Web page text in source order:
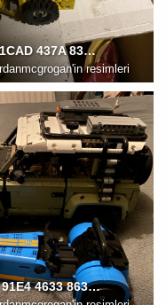
4F11BC91 1CAD 437A 83F8 6F43C2E283B3
resimleri
9F4AD25D 91E4 4633 863D 794356CF16D6